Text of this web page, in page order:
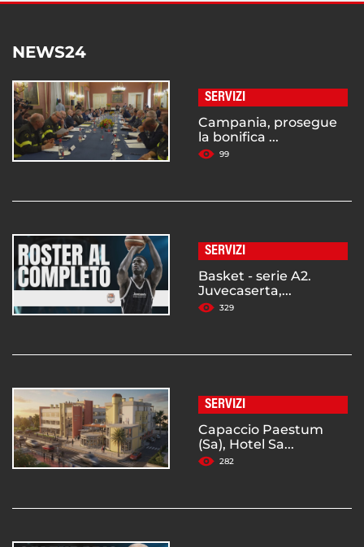
NEWS24
SERVIZI
Campania, prosegue
la bonifica ...
99
SERVIZI
Basket - serie A2.
Juvecaserta,...
329
SERVIZI
Capaccio Paestum
(Sa), Hotel Sa...
282